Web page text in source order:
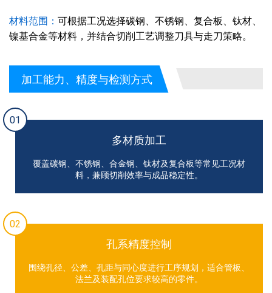
材料范围： 可根据工况选择碳钢、不锈钢、复合板、钛材、
镍基合金等材料，并结合切削工艺调整刀具与走刀策略。
加工能力、精度与检测方式
01
多材质加工
覆盖碳钢、不锈钢、合金钢、钛材及复合板等常见工况材
料，兼顾切削效率与成品稳定性。
02
孔系精度控制
围绕孔径、公差、孔距与同心度进行工序规划，适合管板、
法兰及装配孔位要求较高的零件。